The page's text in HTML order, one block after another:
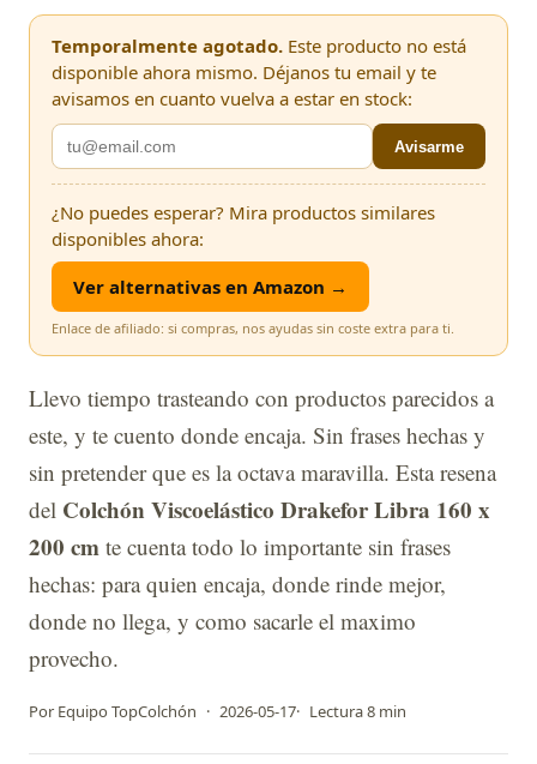
Temporalmente agotado. Este producto no está
disponible ahora mismo. Déjanos tu email y te
avisamos en cuanto vuelva a estar en stock:
Avisarme
¿No puedes esperar? Mira productos similares
disponibles ahora:
Ver alternativas en Amazon →
Enlace de afiliado: si compras, nos ayudas sin coste extra para ti.
Llevo tiempo trasteando con productos parecidos a
este, y te cuento donde encaja. Sin frases hechas y
sin pretender que es la octava maravilla. Esta resena
del Colchón Viscoelástico Drakefor Libra 160 x
200 cm te cuenta todo lo importante sin frases
hechas: para quien encaja, donde rinde mejor,
donde no llega, y como sacarle el maximo
provecho.
Por Equipo TopColchón · 2026-05-17· Lectura 8 min